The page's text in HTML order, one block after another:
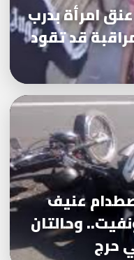
امرأة بدرب
قد تقود
عنيف
وحالتان
حرج